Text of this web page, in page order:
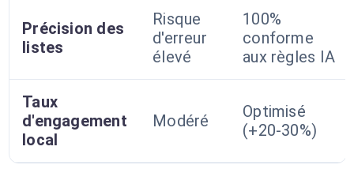
Précision des
listes
Risque
d'erreur
élevé
100%
conforme
aux règles IA
Taux
d'engagement
local
Modéré
Optimisé
(+20-30%)